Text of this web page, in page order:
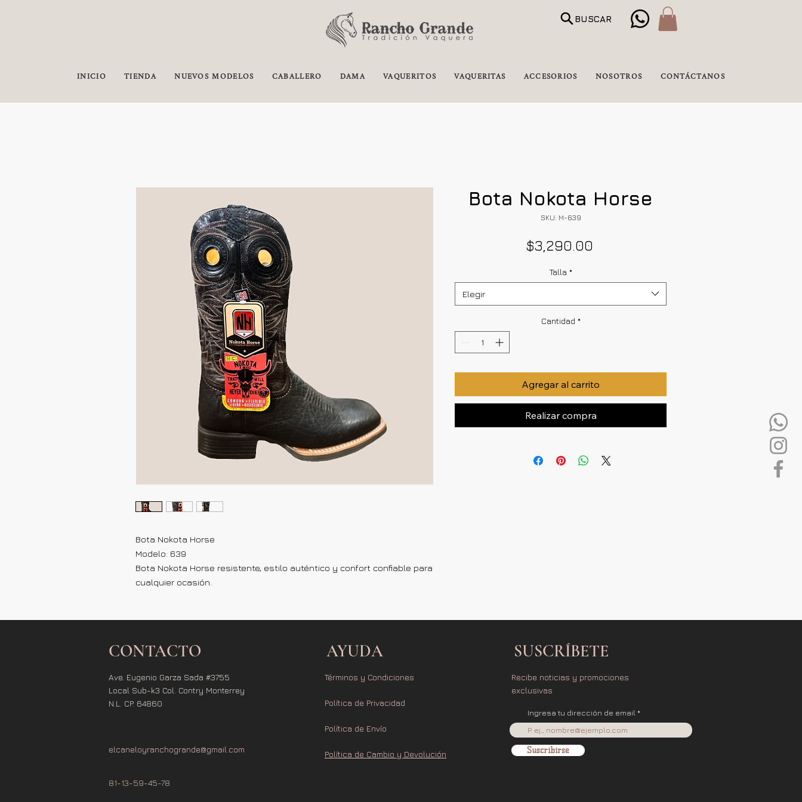
BUSCAR
INICIO TIENDA NUEVOS MODELOS CABALLERO DAMA VAQUERITOS VAQUERITAS ACCESORIOS NOSOTROS CONTÁCTANOS
Bota Nokota Horse
Modelo: 639
Bota Nokota Horse resistente, estilo auténtico y confort confiable para
cualquier ocasión.
Bota Nokota Horse
SKU: M-639
$3,290.00
Talla *
Elegir
Cantidad *
Agregar al carrito
Realizar compra
CONTACTO
Ave. Eugenio Garza Sada #3755
Local Sub-k3 Col. Contry Monterrey
N.L. CP. 64860
elcaneloyranchogrande@gmail.com
81-13-59-45-78
AYUDA
Términos y Condiciones
Política de Privacidad
Política de Envío
Política de Cambio y Devolución
SUSCRÍBETE
Recibe noticias y promociones
exclusivas
Ingresa tu dirección de email
Suscribirse